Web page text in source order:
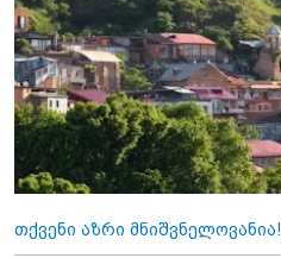
თქვენი აზრი მნიშვნელოვანია!